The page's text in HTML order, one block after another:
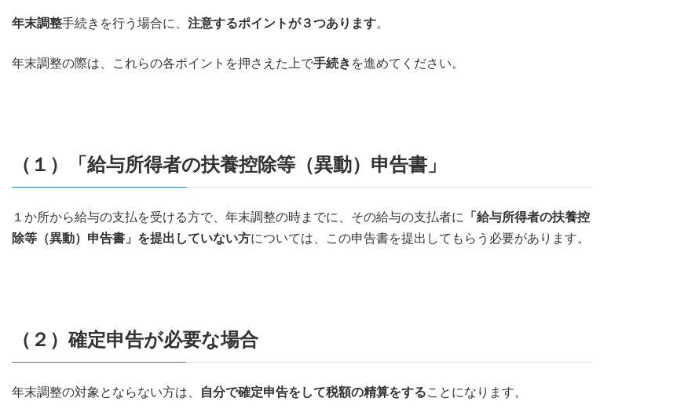
年末調整手続きを行う場合に、 注意するポイントが３つあります。
年末調整の際は、これらの各ポイントを押さえた上で手続き を進めてください。
（１）「給与所得者の扶養控除等（異動）申告書」
１か所から給与の支払を受ける方で、年末調整の時までに、その給与の支払者に
「給与所得者の扶養控
除等（異動）申告書」を提出していない方については、この申告書を提出してもらう必要があります。
（２）確定申告が必要な場合
年末調整の対象とならない方は、 自分で確定申告をして税額の精算をすることになります。